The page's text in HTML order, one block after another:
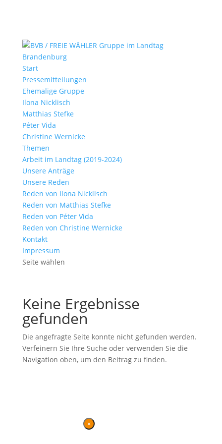
Start
Pressemitteilungen
Ehemalige Gruppe
Ilona Nicklisch
Matthias Stefke
Péter Vida
Christine Wernicke
Themen
Arbeit im Landtag (2019-2024)
Unsere Anträge
Unsere Reden
Reden von Ilona Nicklisch
Reden von Matthias Stefke
Reden von Péter Vida
Reden von Christine Wernicke
Kontakt
Impressum
Seite wählen
Keine Ergebnisse
gefunden
Die angefragte Seite konnte nicht gefunden werden.
Verfeinern Sie Ihre Suche oder verwenden Sie die
Navigation oben, um den Beitrag zu finden.
×